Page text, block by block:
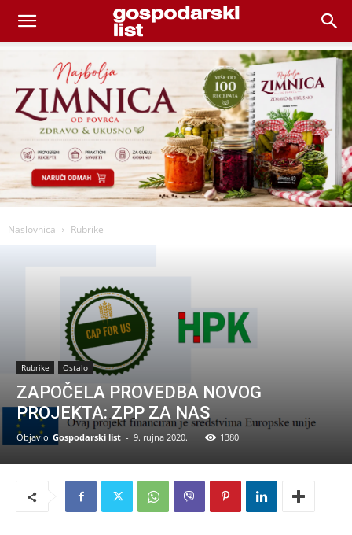
Naslovnica Rubrike
Rubrike Ostalo
ZAPOČELA PROVEDBA NOVOG
PROJEKTA: ZPP ZA NAS
Objavio Gospodarski list - 9. rujna 2020. 1380